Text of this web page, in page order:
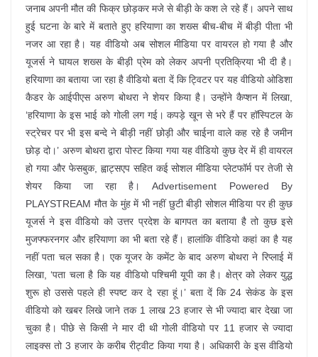
जनाब अपनी मौत की फिक्र छोड़कर मजे से बीड़ी के कश ले रहे हैं। अपने साथ
हुई घटना के बारे में बताते हुए हरियाणा का शख्स बीच-बीच में बीड़ी पीता भी
नजर आ रहा है। यह वीडियो अब सोशल मीडिया पर वायरल हो गया है और
यूजर्स ने घायल शख्स के बीड़ी प्रेम को लेकर अपनी प्रतिक्रिया भी दी है।
हरियाणा का बताया जा रहा है वीडियो बता दें कि ट्विटर पर यह वीडियो ओडिशा
कैडर के आईपीएस अरुण बोथरा ने शेयर किया है। उन्होंने कैप्शन में लिखा,
‘हरियाणा के इस भाई को गोली लग गई। कपड़े खून से भरे हैं पर हॉस्पिटल के
स्ट्रेचर पर भी इस बन्दे ने बीड़ी नहीं छोड़ी और चाईना वाले कह रहे है जमीन
छोड़ दो।’ अरुण बोथरा द्वारा पोस्ट किया गया यह वीडियो कुछ देर में ही वायरल
हो गया और फेसबुक, ह्वाट्सएप सहित कई सोशल मीडिया प्लेटफॉर्म पर तेजी से
शेयर किया जा रहा है। Advertisement Powered By
PLAYSTREAM मौत के मुंह में भी नहीं छुटी बीड़ी सोशल मीडिया पर ही कुछ
यूजर्स ने इस वीडियो को उत्तर प्रदेश के बागपत का बताया है तो कुछ इसे
मुजफ्फरनगर और हरियाणा का भी बता रहे हैं। हालांकि वीडियो कहां का है यह
नहीं पता चल सका है। एक यूजर के कमेंट के बाद अरुण बोथरा ने रिप्लाई में
लिखा, ‘पता चला है कि यह वीडियो पश्चिमी यूपी का है। क्षेत्र को लेकर युद्ध
शुरू हो उससे पहले ही स्पष्ट कर दे रहा हूं।’ बता दें कि 24 सेकंड के इस
वीडियो को खबर लिखे जाने तक 1 लाख 23 हजार से भी ज्यादा बार देखा जा
चुका है। पीछे से किसी ने मार दी थी गोली वीडियो पर 11 हजार से ज्यादा
लाइक्स तो 3 हजार के करीब रीट्वीट किया गया है। अधिकारी के इस वीडियो